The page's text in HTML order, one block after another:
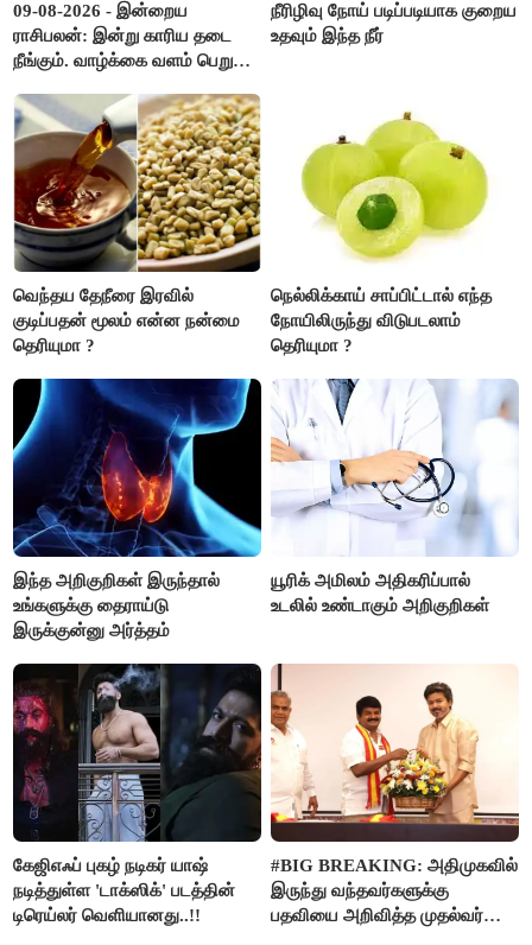
09-08-2026 - இன்றைய
ராசிபலன்: இன்று காரிய தடை
நீங்கும். வாழ்க்கை வளம் பெறும்.
எடைபோடுவது நல்லது..!
நீரிழிவு நோய் படிப்படியாக குறைய
உதவும் இந்த நீர்
வெந்தய தேநீரை இரவில்
குடிப்பதன் மூலம் என்ன நன்மை
தெரியுமா ?
நெல்லிக்காய் சாப்பிட்டால் எந்த
நோயிலிருந்து விடுபடலாம்
தெரியுமா ?
இந்த அறிகுறிகள் இருந்தால்
உங்களுக்கு தைராய்டு
இருக்குன்னு அர்த்தம்
யூரிக் அமிலம் அதிகரிப்பால்
உடலில் உண்டாகும் அறிகுறிகள்
கேஜிஎஃப் புகழ் நடிகர் யாஷ்
நடித்துள்ள 'டாக்‌ஸிக்' படத்தின்
டிரெய்லர் வெளியானது..!!
#BIG BREAKING: அதிமுகவில்
இருந்து வந்தவர்களுக்கு
பதவியை அறிவித்த முதல்வர்